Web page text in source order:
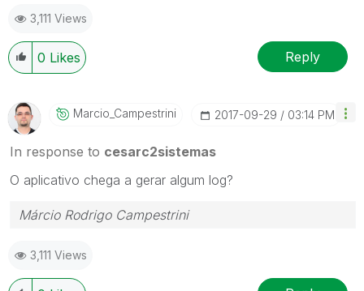
3,111 Views
0 Likes Reply
Marcio_CampestrIni ‎2017-09-29 03:14 PM
In response to cesarc2sistemas
O aplicativo chega a gerar algum log?
Márcio Rodrigo Campestrini
3,111 Views